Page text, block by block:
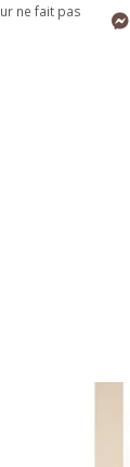
ne fait pas